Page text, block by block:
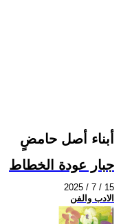
أبناء أصل حامضٍ
جبار عودة الخطاط
2025 / 7 / 15
الادب والفن